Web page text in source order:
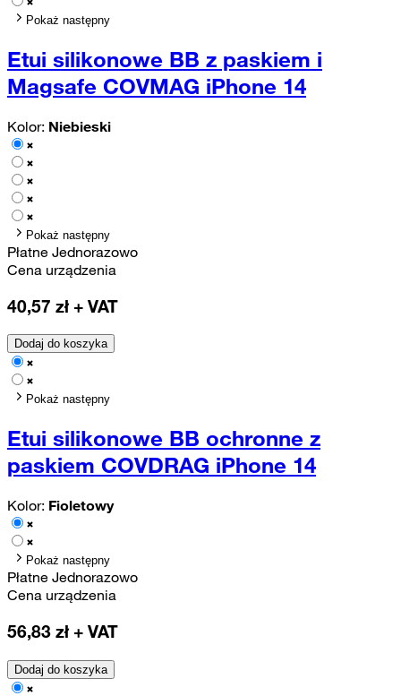
Pokaż następny
Etui silikonowe BB z paskiem i
Magsafe COVMAG iPhone 14
Kolor: Niebieski
Pokaż następny
Płatne Jednorazowo
Cena urządzenia
40,57 zł + VAT
Dodaj do koszyka
Pokaż następny
Etui silikonowe BB ochronne z
paskiem COVDRAG iPhone 14
Kolor: Fioletowy
Pokaż następny
Płatne Jednorazowo
Cena urządzenia
56,83 zł + VAT
Dodaj do koszyka